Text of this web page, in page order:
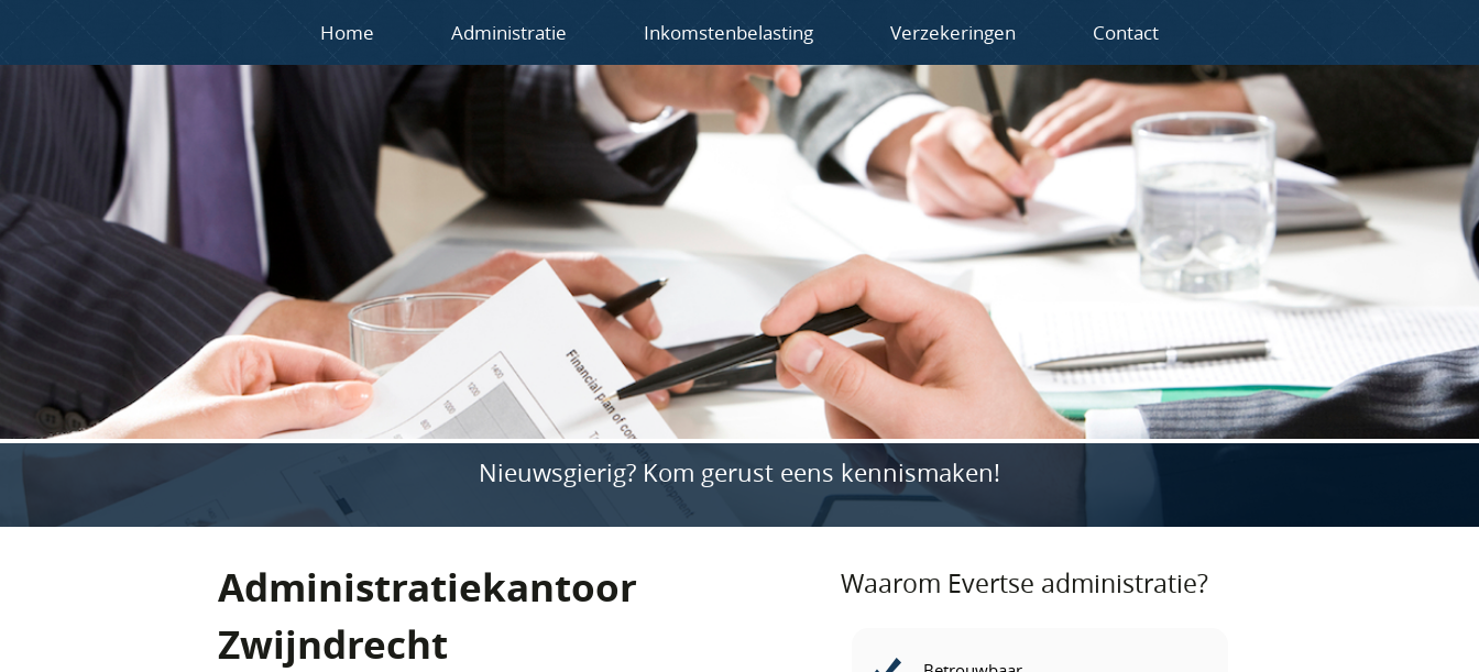
Home Administratie Inkomstenbelasting Verzekeringen Contact
Nieuwsgierig? Kom gerust eens kennismaken!
Administratiekantoor
Zwijndrecht
Waarom Evertse administratie?